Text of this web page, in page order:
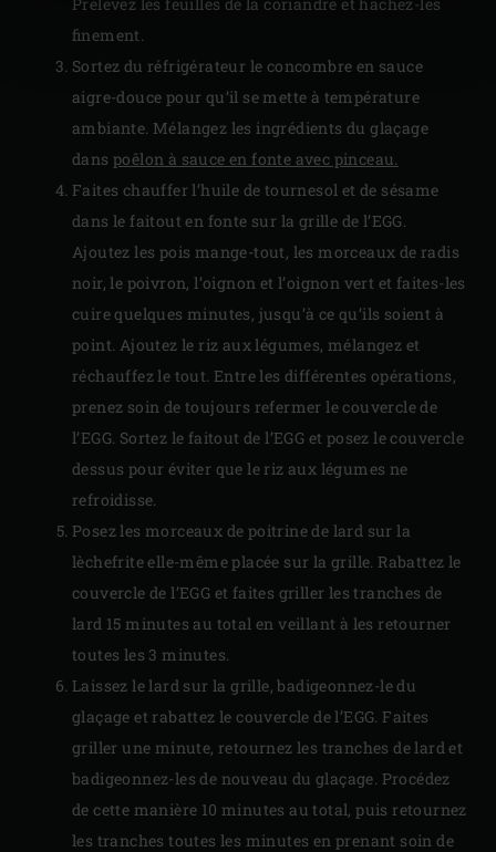
finement.
Sortez du réfrigérateur le concombre en sauce
aigre-douce pour qu’il se mette à température
ambiante. Mélangez les ingrédients du glaçage
dans poêlon à sauce en fonte avec pinceau.
Faites chauffer l’huile de tournesol et de sésame
dans le faitout en fonte sur la grille de l’EGG.
Ajoutez les pois mange-tout, les morceaux de radis
noir, le poivron, l’oignon et l’oignon vert et faites-les
cuire quelques minutes, jusqu’à ce qu’ils soient à
point. Ajoutez le riz aux légumes, mélangez et
réchauffez le tout. Entre les différentes opérations,
prenez soin de toujours refermer le couvercle de
l’EGG. Sortez le faitout de l’EGG et posez le couvercle
dessus pour éviter que le riz aux légumes ne
refroidisse.
Posez les morceaux de poitrine de lard sur la
lèchefrite elle-même placée sur la grille. Rabattez le
couvercle de l’EGG et faites griller les tranches de
lard 15 minutes au total en veillant à les retourner
toutes les 3 minutes.
Laissez le lard sur la grille, badigeonnez-le du
glaçage et rabattez le couvercle de l’EGG. Faites
griller une minute, retournez les tranches de lard et
badigeonnez-les de nouveau du glaçage. Procédez
de cette manière 10 minutes au total, puis retournez
les tranches toutes les minutes en prenant soin de